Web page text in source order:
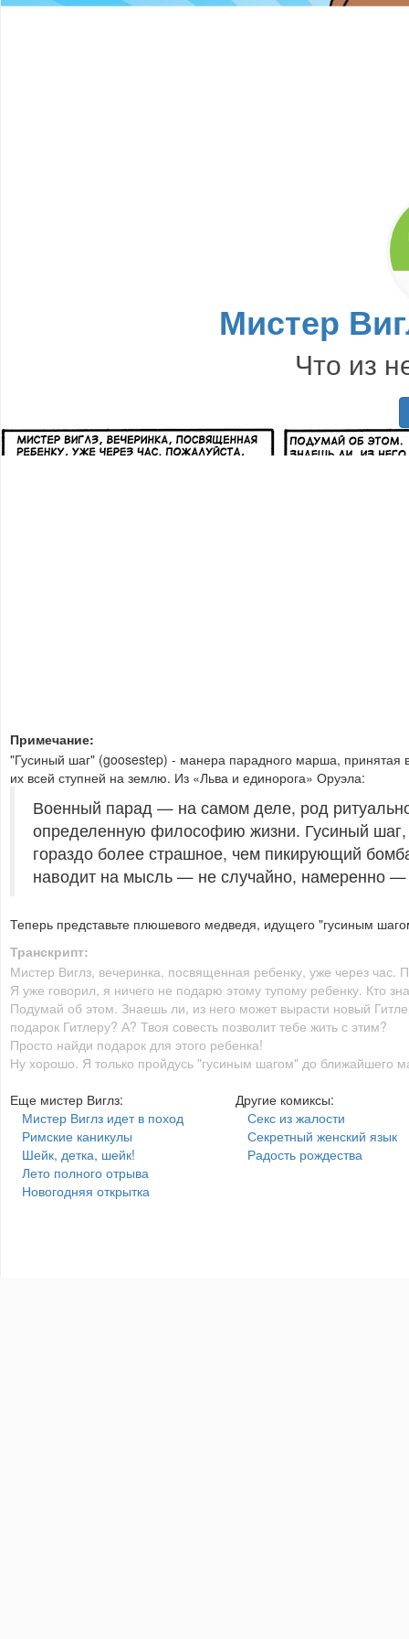
Мистер
Что из
Примечание:
"Гусиный шаг" (goosestep) - манера парадного марша,
их всей ступней на землю. Из «Льва и единорога» Оруэла:
Военный парад — на самом деле, род
определенную философию жизни. Гусиный
гораздо более страшное, чем пикирующий
наводит на мысль — не случайно, намеренно
Теперь представьте плюшевого медведя, идущего "гусиным
Транскрипт:
Мистер Виглз, вечеринка, посвященная ребенку, уже через час.
Я уже говорил, я ничего не подарю этому тупому ребенку. Кто
Подумай об этом. Знаешь ли, из него может вырасти новый
подарок Гитлеру? А? Твоя совесть позволит тебе жить с этим?
Просто найди подарок для этого ребенка!
Ну хорошо. Я только пройдусь "гусиным шагом" до ближайшего
Еще мистер Виглз:
Мистер Виглз идет в поход
Римские каникулы
Шейк, детка, шейк!
Лето полного отрыва
Новогодняя открытка
Другие комиксы:
Секс из жалости
Секретный женский язык
Радость рождества